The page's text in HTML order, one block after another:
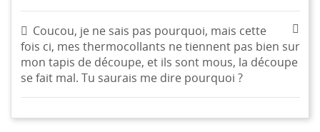
Coucou, je ne sais pas pourquoi, mais cette
fois ci, mes thermocollants ne tiennent pas bien sur
mon tapis de découpe, et ils sont mous, la découpe
se fait mal. Tu saurais me dire pourquoi ?